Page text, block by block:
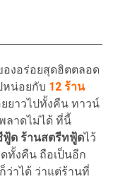
งอร่อยสุดฮิตตลอด
หน่อยกับ 12 ร้าน
ยาวไปทั้งคืน ทาวน์
ลาดไม่ได้ ที่นี้
ฟู้ด ร้านสตรีทฟู้ดไว้
ทั้งคืน ถือเป็นอีก
ว่าได้ ว่าแต่ร้านที่